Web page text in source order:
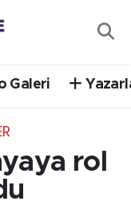
Galeri
rol